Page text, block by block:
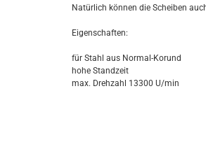
Natürlich können die Scheiben
Eigenschaften:
für Stahl aus Normal-Korund
hohe Standzeit
max. Drehzahl 13300 U/min